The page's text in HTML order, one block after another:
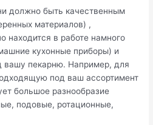
должно быть качественным
материалов) ,
находится в работе намного
кухонные приборы) и
пекарню. Например, для
под ваш ассортимент
большое разнообразие
подовые, ротационные,